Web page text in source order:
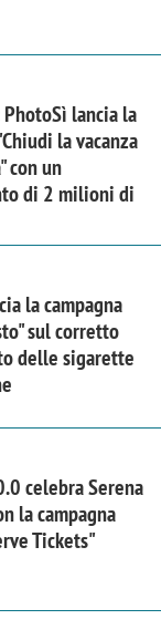
lancia la
la vacanza
con un
di 2 milioni di
la campagna
sul corretto
delle sigarette
celebra Serena
la campagna
Tickets"